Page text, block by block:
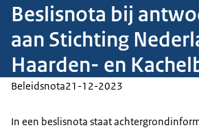
Beslisnota bij
aan Stichting
Haarden- en
Beleidsnota21-12-2023
In een beslisnota staat